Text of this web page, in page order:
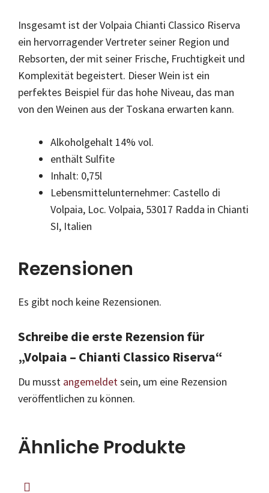
Insgesamt ist der Volpaia Chianti Classico Riserva
ein hervorragender Vertreter seiner Region und
Rebsorten, der mit seiner Frische, Fruchtigkeit und
Komplexität begeistert. Dieser Wein ist ein
perfektes Beispiel für das hohe Niveau, das man
von den Weinen aus der Toskana erwarten kann.
Alkoholgehalt 14% vol.
enthält Sulfite
Inhalt: 0,75l
Lebensmittelunternehmer: Castello di
Volpaia, Loc. Volpaia, 53017 Radda in Chianti
SI, Italien
Rezensionen
Es gibt noch keine Rezensionen.
Schreibe die erste Rezension für
„Volpaia – Chianti Classico Riserva“
Du musst angemeldetsein, um eine Rezension
veröffentlichen zu können.
Ähnliche Produkte